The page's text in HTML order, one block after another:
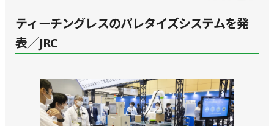
ティーチングレスのパレタイズシステムを発
表／JRC